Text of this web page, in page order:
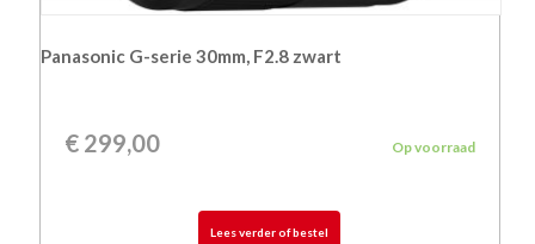
Panasonic G-serie 30mm, F2.8 zwart
€299,00 Op voorraad
Lees verder of bestel